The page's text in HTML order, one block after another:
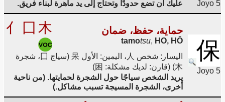
Joyo 5
عليك أن تضع حدودًا وتحتاج إلى يد ماهرة لبناء فريق.
保
Joyo 5
حماية، حفظ، ضمان
tamotsu, HO, HŌ
亻 囗 木
اليسار: شخص 人، اليمين: الأول 呆 (سياج 囗، شجرة
木) (قارن: لديك مشكلة: 困)
يريد الشخص سياجًا حول الشجرة لحمايتها. (من ناحية
أخرى، الشجرة المسيجة تسبب مشاكل.)